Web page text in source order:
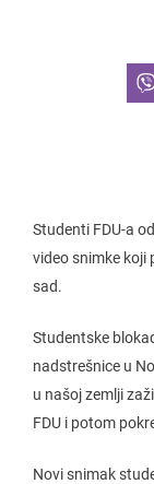
Studenti FDU-a
video snimke koji
sad.
Studentske
nadstrešnice u
u našoj zemlji
FDU i potom
Novi snimak